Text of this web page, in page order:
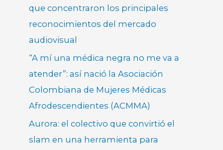
que concentraron los principales
reconocimientos del mercado
audiovisual
“A mí una médica negra no me va a
atender”: así nació la Asociación
Colombiana de Mujeres Médicas
Afrodescendientes (ACMMA)
Aurora: el colectivo que convirtió el
slam en una herramienta para